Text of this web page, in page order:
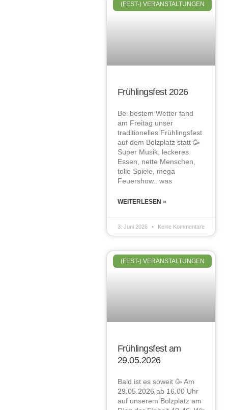
(FEST-) VERANSTALTUNGEN
Frühlingsfest 2026
Bei bestem Wetter fand
am Freitag unser
traditionelles Frühlingsfest
auf dem Bolzplatz statt 🥳
Super Musik, leckeres
Essen, nette Menschen,
tolle Spiele, mega
Feuershow.. was
WEITERLESEN »
3. Juni 2026 Keine Kommentare
(FEST-) VERANSTALTUNGEN
Frühlingsfest am
29.05.2026
Bald ist es soweit 🥳 Am
29.05.2026 ab 16.00 Uhr
auf unserem Bolzplatz am